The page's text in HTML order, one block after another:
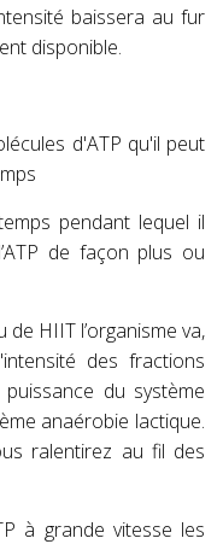
baissera au fur
disponible.
d'ATP qu'il peut
pendant lequel il
de façon plus ou
HIIT l’organisme va,
des fractions
du système
anaérobie lactique.
ralentirez au fil des
à grande vitesse les